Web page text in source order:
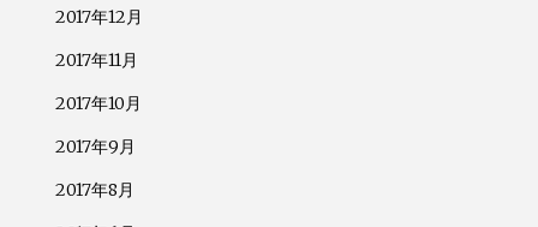
2017年12月
2017年11月
2017年10月
2017年9月
2017年8月